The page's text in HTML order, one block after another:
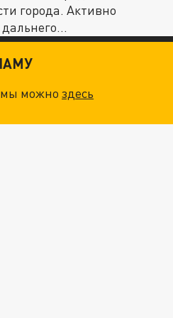
города. Активно
можноздесь